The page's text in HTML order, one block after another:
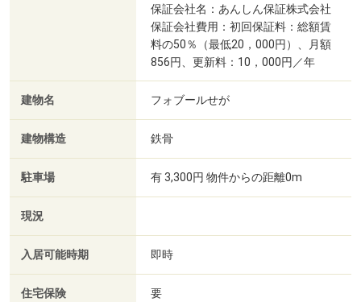
保証会社名：あんしん保証株式会社
保証会社費用：初回保証料：総額賃
料の50％（最低20，000円）、月額
856円、更新料：10，000円／年
建物名 フォブールせが
建物構造 鉄骨
駐車場 有 3,300円 物件からの距離0m
現況
入居可能時期 即時
住宅保険 要